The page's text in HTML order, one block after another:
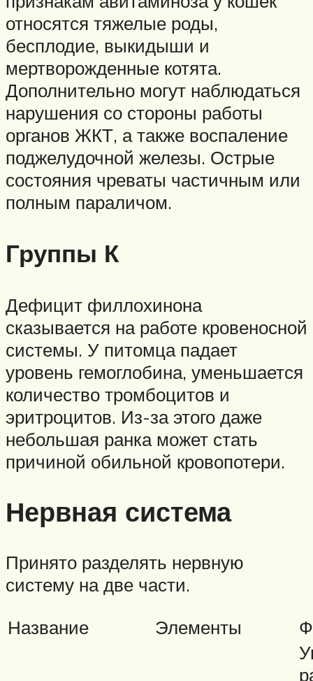
относятся тяжелые роды,
бесплодие, выкидыши и
мертворожденные котята.
Дополнительно могут наблюдаться
нарушения со стороны работы
органов ЖКТ, а также воспаление
поджелудочной железы. Острые
состояния чреваты частичным или
полным параличом.
Группы К
Дефицит филлохинона
сказывается на работе кровеносной
системы. У питомца падает
уровень гемоглобина, уменьшается
количество тромбоцитов и
эритроцитов. Из-за этого даже
небольшая ранка может стать
причиной обильной кровопотери.
Нервная система
Принято разделять нервную
систему на две части.
Название
Элементы